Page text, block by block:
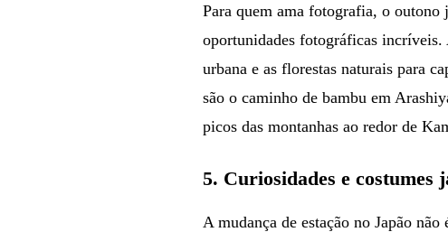
Para quem ama fotografia, o outono
oportunidades fotográficas incríveis.
urbana e as florestas naturais para
são o caminho de bambu em
picos das montanhas ao redor de
5. Curiosidades e costumes
A mudança de estação no Japão